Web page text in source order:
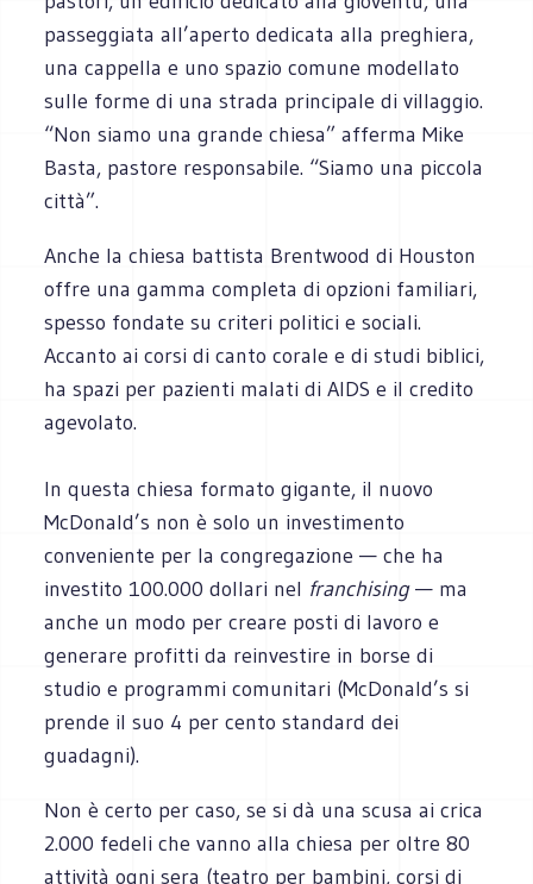
passeggiata all’aperto dedicata alla preghiera,
una cappella e uno spazio comune modellato
sulle forme di una strada principale di villaggio.
“Non siamo una grande chiesa” afferma Mike
Basta, pastore responsabile. “Siamo una piccola
città”.
Anche la chiesa battista Brentwood di Houston
offre una gamma completa di opzioni familiari,
spesso fondate su criteri politici e sociali.
Accanto ai corsi di canto corale e di studi biblici,
ha spazi per pazienti malati di AIDS e il credito
agevolato.
In questa chiesa formato gigante, il nuovo
McDonald’s non è solo un investimento
conveniente per la congregazione — che ha
investito 100.000 dollari nel franchising— ma
anche un modo per creare posti di lavoro e
generare profitti da reinvestire in borse di
studio e programmi comunitari (McDonald’s si
prende il suo 4 per cento standard dei
guadagni).
Non è certo per caso, se si dà una scusa ai crica
2.000 fedeli che vanno alla chiesa per oltre 80
attività ogni sera (teatro per bambini, corsi di